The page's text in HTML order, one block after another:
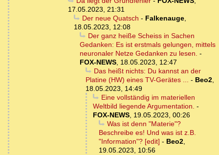
17.05.2023, 21:31
Der neue Quatsch - Falkenauge,
18.05.2023, 12:08
Der ganz heiße Scheiss in Sachen
Gedanken: Es ist erstmals gelungen, mittels
neuronaler Netze Gedanken zu lesen. -
FOX-NEWS, 18.05.2023, 12:47
Das heißt nichts: Du kannst an der
Platine (HW) eines TV-Gerätes ... - Beo2,
18.05.2023, 14:49
Eine vollständig im materiellen
Weltbild liegende Argumentation. -
FOX-NEWS, 19.05.2023, 00:26
Was ist denn "Materie"?
Beschreibe es! Und was ist z.B.
"Information"? [edit] - Beo2,
19.05.2023, 10:56